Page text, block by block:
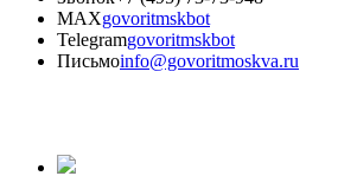
MAXgovoritmskbot
Telegramgovoritmskbot
Письмоinfo@govoritmoskva.ru